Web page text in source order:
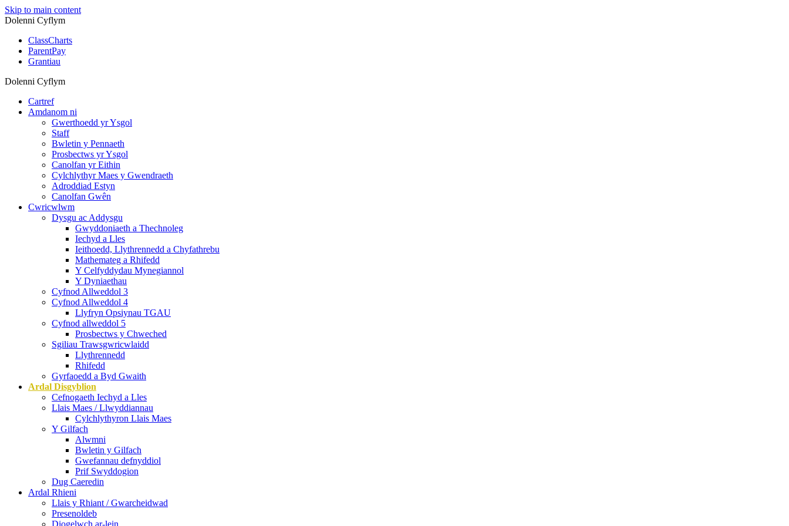
Skip to main content
Dolenni Cyflym
ClassCharts
ParentPay
Grantiau
Dolenni Cyflym
Cartref
Amdanom ni
Gwerthoedd yr Ysgol
Staff
Bwletin y Pennaeth
Prosbectws yr Ysgol
Canolfan yr Eithin
Cylchlythyr Maes y Gwendraeth
Adroddiad Estyn
Canolfan Gwên
Cwricwlwm
Dysgu ac Addysgu
Gwyddoniaeth a Thechnoleg
Iechyd a Lles
Ieithoedd, Llythrennedd a Chyfathrebu
Mathemateg a Rhifedd
Y Celfyddydau Mynegiannol
Y Dyniaethau
Cyfnod Allweddol 3
Cyfnod Allweddol 4
Llyfryn Opsiynau TGAU
Cyfnod allweddol 5
Prosbectws y Chweched
Sgiliau Trawsgwricwlaidd
Llythrennedd
Rhifedd
Gyrfaoedd a Byd Gwaith
Ardal Disgyblion
Cefnogaeth Iechyd a Lles
Llais Maes / Llwyddiannau
Cylchlythyron Llais Maes
Y Gilfach
Alwmni
Bwletin y Gilfach
Gwefannau defnyddiol
Prif Swyddogion
Dug Caeredin
Ardal Rhieni
Llais y Rhiant / Gwarcheidwad
Presenoldeb
Diogelwch ar-lein